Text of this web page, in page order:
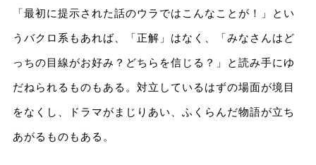
「最初に提示された話のウラではこんなことが！」とい
うバクロ系もあれば、「正解」はなく、「みなさんはど
っちの目線がお好み？どちらを信じる？」と読み手にゆ
だねられるものもある。対立しているはずの場面が境目
をなくし、ドラマがまじりあい、ふくらんだ物語が立ち
あがるものもある。